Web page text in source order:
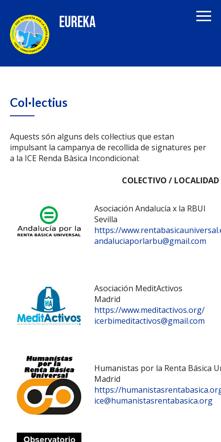
EUREKA
Col·lectius
Aquests són alguns dels col·lectius que estan
impulsant la campanya de recollida de signatures per
a la ICE Renda Bàsica Incondicional:
COLECTIVO /
Asociación Andalucía x la RBUI
Sevilla
https://
andaluciaporlarbu@gmail.com
Asociación MeditActivos
Madrid
https://www.meditactivos.org/
icerbimeditactivos@gmail.com
Humanistas por la Renta Básica
Madrid
https://
ice@humanistasrentabasica.org